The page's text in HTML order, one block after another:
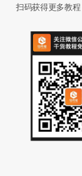
扫码获得更多教程